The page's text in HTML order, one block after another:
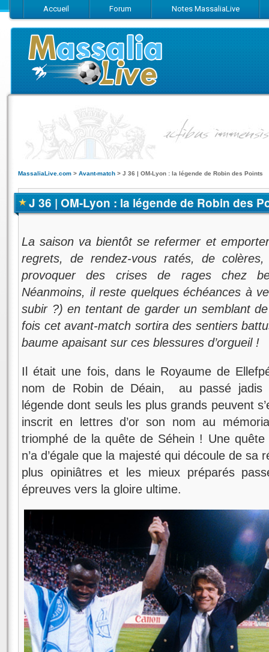
Accueil Forum Notes MassaliaLive
Suivez-nous sur Facebook
Suivez-nous sur Twitter
Abonnez-
MassaliaLive.com > Avant-match > J 36 | OM-Lyon : la légende de Robin des Points
J 36 | OM-Lyon : la légende de Robin des
La saison va bientôt se refermer et
regrets, de rendez-vous ratés, de
provoquer des crises de rages chez
Néanmoins, il reste quelques échéances à
subir ?) en tentant de garder un semblant
fois cet avant-match sortira des sentiers
baume apaisant sur ces blessures d’orgueil !
Il était une fois, dans le Royaume de
nom de Robin de Déain, au passé jadis
légende dont seuls les plus grands peuvent
inscrit en lettres d’or son nom au
triomphé de la quête de Séhein ! Une
n’a d’égale que la majesté qui découle de sa
plus opiniâtres et les mieux préparés
épreuves vers la gloire ultime.